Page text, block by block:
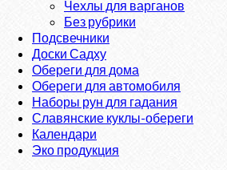
Чехлы для варганов
Без рубрики
Подсвечники
Доски Садху
Обереги для дома
Обереги для автомобиля
Наборы рун для гадания
Славянские куклы-обереги
Календари
Эко продукция